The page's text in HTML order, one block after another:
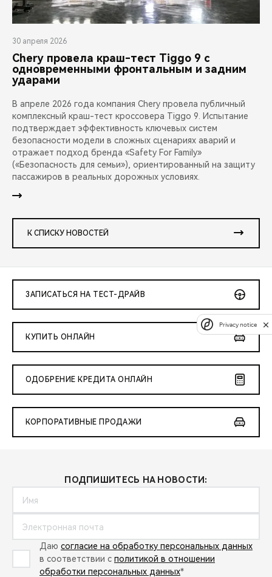
30 апреля 2026
Chery провела краш-тест Tiggo 9 с
одновременными фронтальным и задним
ударами
В апреле 2026 года компания Chery провела публичный
комплексный краш-тест кроссовера Tiggo 9. Испытание
подтверждает эффективность ключевых систем
безопасности модели в сложных сценариях аварий и
отражает подход бренда «Safety For Family»
(«Безопасность для семьи»), ориентированный на защиту
пассажиров в реальных дорожных условиях.
К СПИСКУ НОВОСТЕЙ
ЗАПИСАТЬСЯ НА ТЕСТ-ДРАЙВ
КУПИТЬ ОНЛАЙН
ОДОБРЕНИЕ КРЕДИТА ОНЛАЙН
КОРПОРАТИВНЫЕ ПРОДАЖИ
ПОДПИШИТЕСЬ НА НОВОСТИ:
Даю согласие на обработку персональных данных
в соответствии с политикой в отношении
обработки персональных данных*
Privacy notice